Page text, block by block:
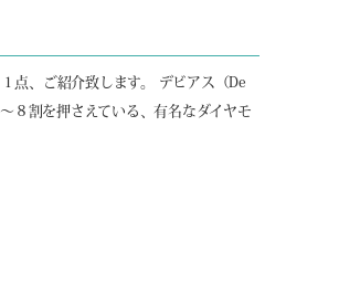
点、ご紹介致します。 デビアス（De
８割を押さえている、有名なダイヤモ